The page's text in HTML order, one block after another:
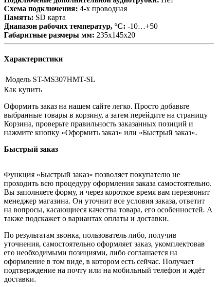
Схема подключения: 4-х проводная
Память: SD карта
Диапазон рабочих температур, °С: -10…+50
Габаритные размеры мм: 235х145х20
Характеристики
Модель ST-MS307HMT-SL
Как купить
Оформить заказ на нашем сайте легко. Просто добавьте
выбранные товары в корзину, а затем перейдите на страницу
Корзина, проверьте правильность заказанных позиций и
нажмите кнопку «Оформить заказ» или «Быстрый заказ».
Быстрый заказ
Функция «Быстрый заказ» позволяет покупателю не
проходить всю процедуру оформления заказа самостоятельно.
Вы заполняете форму, и через короткое время вам перезвонит
менеджер магазина. Он уточнит все условия заказа, ответит
на вопросы, касающиеся качества товара, его особенностей. А
также подскажет о вариантах оплаты и доставки.
По результатам звонка, пользователь либо, получив
уточнения, самостоятельно оформляет заказ, укомплектовав
его необходимыми позициями, либо соглашается на
оформление в том виде, в котором есть сейчас. Получает
подтверждение на почту или на мобильный телефон и ждёт
доставки.